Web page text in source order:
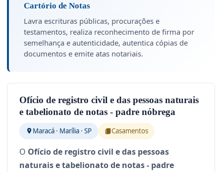
Cartório de Notas
Lavra escrituras públicas, procurações e
testamentos, realiza reconhecimento de firma por
semelhança e autenticidade, autentica cópias de
documentos e emite atas notariais.
Ofício de registro civil e das pessoas naturais
e tabelionato de notas - padre nóbrega
Maracá · Marília · SP Casamentos
O Ofício de registro civil e das pessoas
naturais e tabelionato de notas - padre